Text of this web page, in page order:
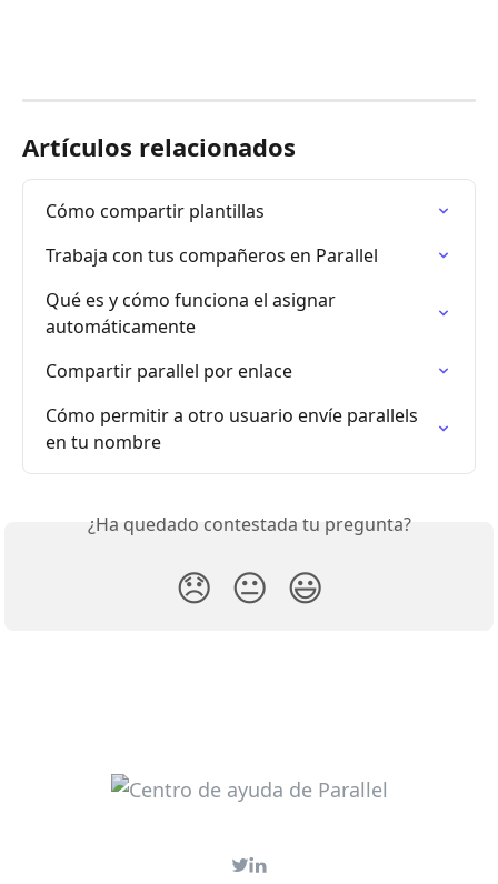
Artículos relacionados
Cómo compartir plantillas
Trabaja con tus compañeros en Parallel
Qué es y cómo funciona el asignar
automáticamente
Compartir parallel por enlace
Cómo permitir a otro usuario envíe parallels
en tu nombre
¿Ha quedado contestada tu pregunta?
😞 😐 😃